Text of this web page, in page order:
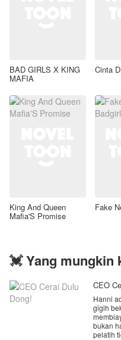
BAD GIRLS X KING
MAFIA
Cinta
King And Queen
Mafia'S Promise
Fake
💓 Yang mungkin
CEO
Hanni
gigih
bukan
pelatih